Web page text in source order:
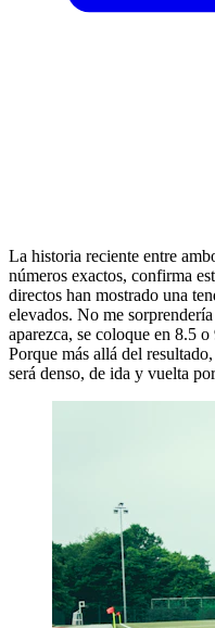
La historia reciente entre
números exactos, confirma
directos han mostrado una
elevados. No me
aparezca, se coloque en 8.5
Porque más allá del
será denso, de ida y vuelta